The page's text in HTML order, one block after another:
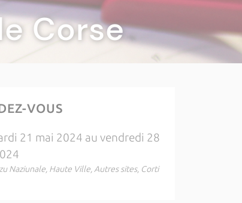
Corse
VOUS
21 mai 2024 au vendredi 28
Naziunale, Haute Ville, Autres sites, Corti